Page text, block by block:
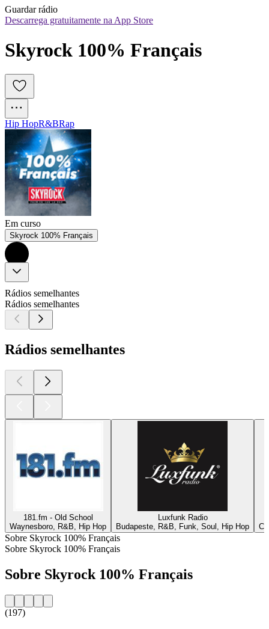
Guardar rádio
Descarrega gratuitamente na App Store
Skyrock 100% Français
Hip HopR&BRap
Em curso
Skyrock 100% Français
Rádios semelhantes
Rádios semelhantes
Rádios semelhantes
181.fm - Old School
Waynesboro, R&B, Hip Hop
Luxfunk Radio
Budapeste, R&B, Funk, Soul, Hip Hop
Sobre Skyrock 100% Français
Sobre Skyrock 100% Français
Sobre Skyrock 100% Français
(197)